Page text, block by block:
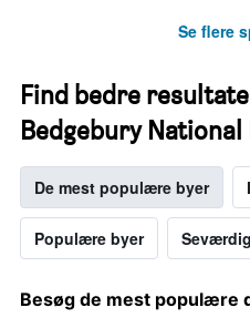
Se flere
Find bedre
Bedgebury
De mest populære byer
Populære byer
Besøg de mest populære